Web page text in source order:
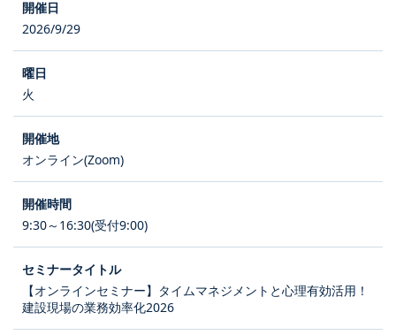
2026/9/29
火
オンライン(Zoom)
9:30～16:30(受付9:00)
【オンラインセミナー】タイムマネジメントと心理有効活用！
建設現場の業務効率化2026